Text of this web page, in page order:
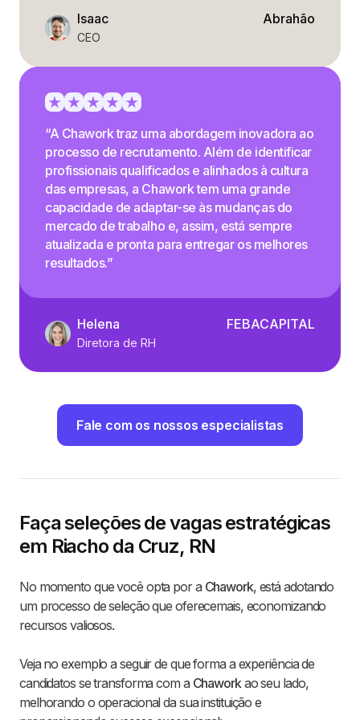
Isaac
CEO
Abrahão
“A Chawork traz uma abordagem inovadora ao
processo de recrutamento. Além de identificar
profissionais qualificados e alinhados à cultura
das empresas, a Chawork tem uma grande
capacidade de adaptar-se às mudanças do
mercado de trabalho e, assim, está sempre
atualizada e pronta para entregar os melhores
resultados.”
Helena
Diretora de RH
FEBACAPITAL
Fale com os nossos especialistas
Faça seleções de vagas estratégicas
em Riacho da Cruz, RN
No momento que você opta por a Chawork, está adotando
um processo de seleção que oferecemais, economizando
recursos valiosos.
Veja no exemplo a seguir de que forma a experiência de
candidatos se transforma com a Chaworkao seu lado,
melhorando o operacional da sua instituição e